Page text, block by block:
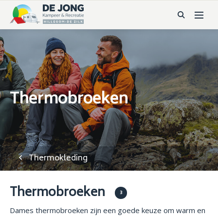
Thermobroeken
Thermokleding
Thermobroeken 3
Dames thermobroeken zijn een goede keuze om warm en